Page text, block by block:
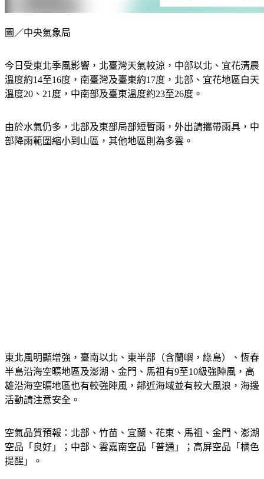
今日受東北季風影響，北臺灣天氣較涼，中部以北、宜花清晨
溫度約14至16度，南臺灣及臺東約17度，北部、宜花地區白天
由於水氣仍多，北部及東部局部短暫雨，外出請攜帶雨具，中
東北風明顯增強，臺南以北、東半部（含蘭嶼，綠島）、恆春
半島沿海空曠地區及澎湖、金門、馬祖有9至10級強陣風，高
雄沿海空曠地區也有較強陣風，鄰近海域並有較大風浪，海邊
空氣品質預報：北部、竹苗、宜蘭、花東、馬祖、金門、澎湖
空品「良好」；中部、雲嘉南空品「普通」；高屏空品「橘色